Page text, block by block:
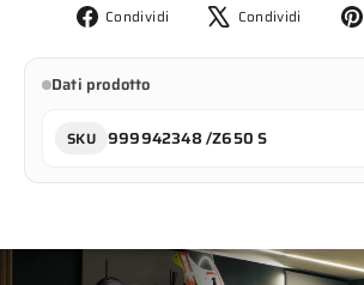
Condividi
Condividi
Facebook
Condividi
Twitta
X
Dati prodotto
SKU 999942348 /Z650 S